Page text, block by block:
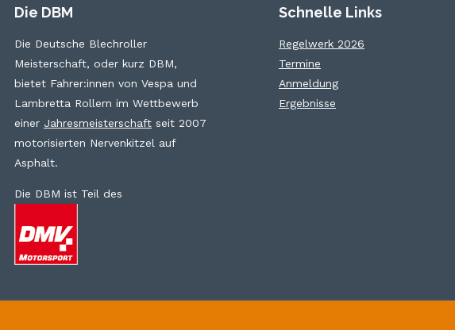
Die DBM
Die Deutsche Blechroller
Meisterschaft, oder kurz DBM,
bietet Fahrer:innen von Vespa und
Lambretta Rollern im Wettbewerb
einer Jahresmeisterschaft seit 2007
motorisierten Nervenkitzel auf
Asphalt.
Die DBM ist Teil des
Schnelle Links
Regelwerk 2026
Termine
Anmeldung
Ergebnisse